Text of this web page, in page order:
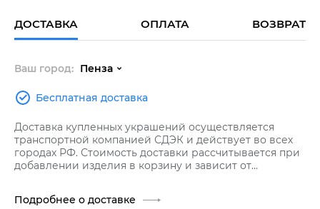
ДОСТАВКА ОПЛАТА ВОЗВРАТ
Ваш город: Пенза
Бесплатная доставка
Доставка купленных украшений осуществляется
транспортной компанией СДЭК и действует во всех
городах РФ. Стоимость доставки рассчитывается при
добавлении изделия в корзину и зависит от
Подробнее о доставке